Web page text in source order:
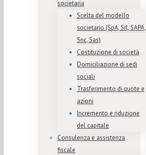
societaria
Scelta del modello
societario (SpA, Srl, SAPA,
Snc, Sas)
Costituzione di società
Domiciliazione di sedi
sociali
Trasferimento di quote e
azioni
Incremento e riduzione
del capitale
Consulenza e assistenza
fiscale